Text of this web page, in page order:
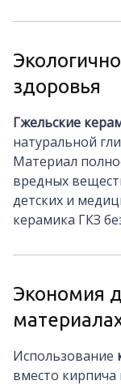
здоровья
Гжельские
натуральной
Материал
вредных
детских и
керамика ГКЗ
Экономия
Использование
вместо кирпича